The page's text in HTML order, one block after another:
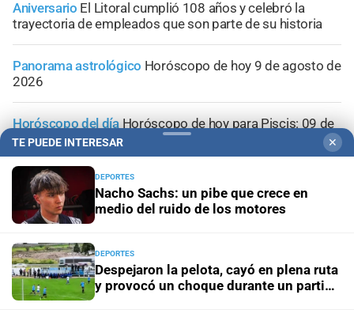
Aniversario El Litoral cumplió 108 años y celebró la
trayectoria de empleados que son parte de su historia
Panorama astrológico Horóscopo de hoy 9 de agosto de
2026
Horóscopo del díaHoróscopo de hoy para Piscis: 09 de
agosto de 2026
Horóscopo del díaHoróscopo de hoy para Acuario: 09
de agosto de 2026
TE PUEDE INTERESAR ✕
DEPORTES
Nacho Sachs: un pibe que crece en
medio del ruido de los motores
DEPORTES
Despejaron la pelota, cayó en plena ruta
y provocó un choque durante un partido